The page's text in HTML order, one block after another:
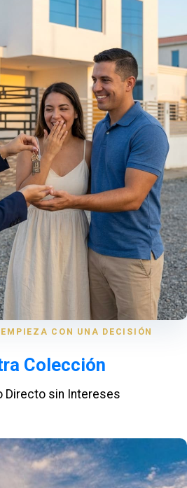
CON UNA DECISIÓN
Colección
Directo sin Intereses